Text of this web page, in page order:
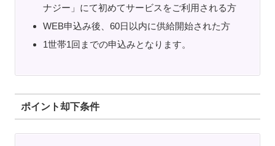
ナジー」にて初めてサービスをご利用される方
WEB申込み後、60日以内に供給開始された方
1世帯1回までの申込みとなります。
ポイント却下条件